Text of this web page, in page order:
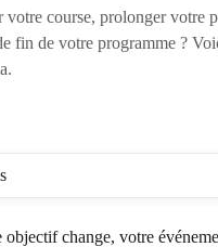
votre course, prolonger votre
fin de votre programme ?
change, votre